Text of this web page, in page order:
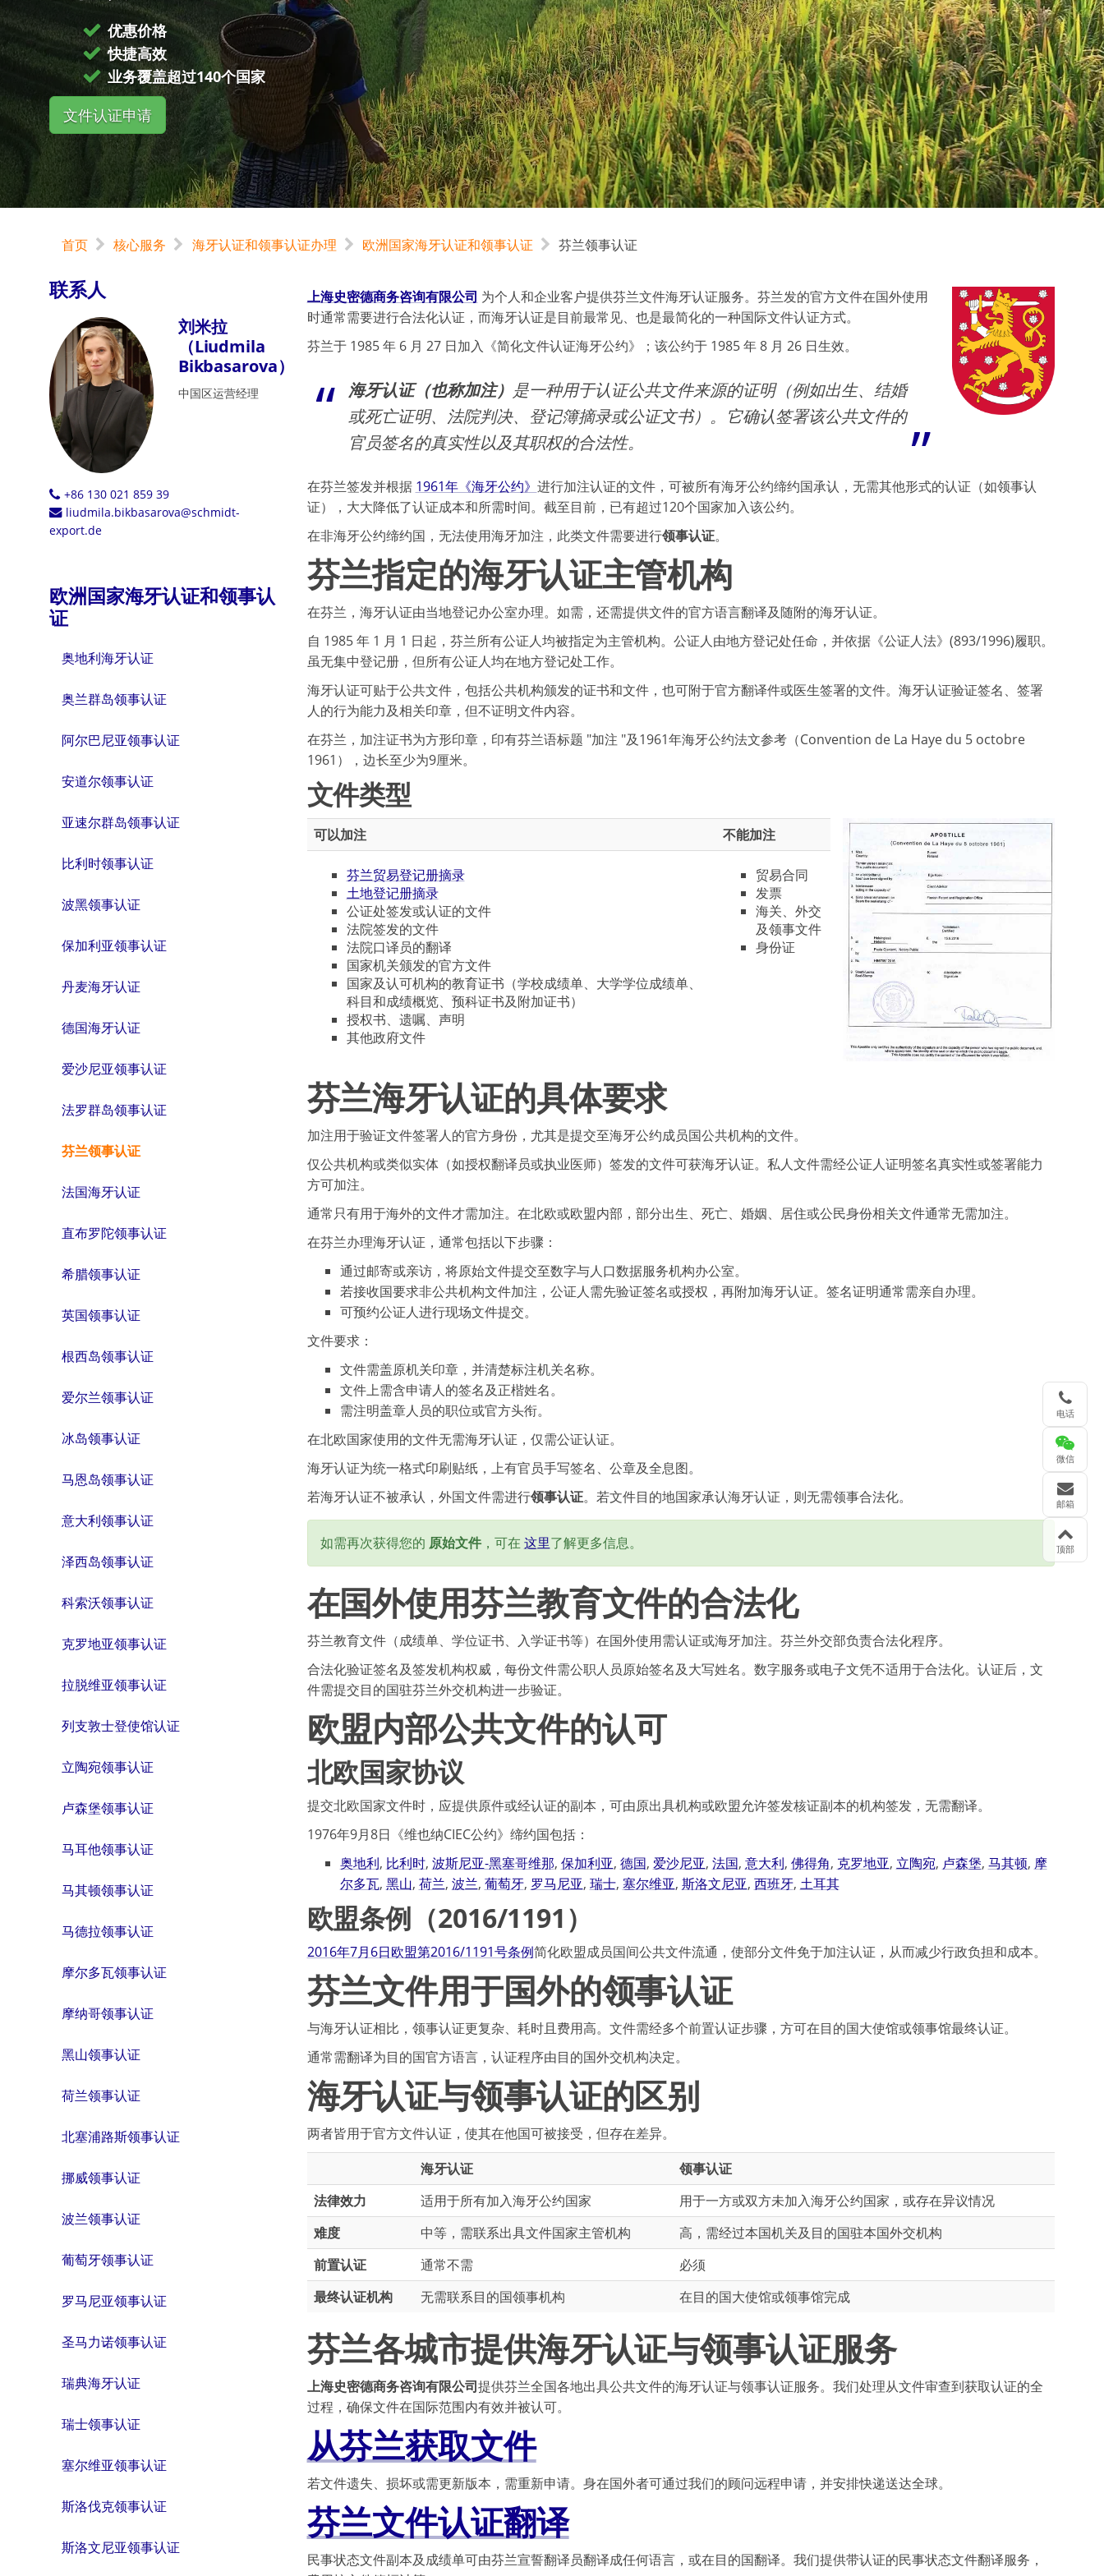
优惠价格
快捷高效
业务覆盖超过140个国家
文件认证申请
首页 核心服务 海牙认证和领事认证办理 欧洲国家海牙认证和领事认证 芬兰领事认证
联系人
刘米拉
（Liudmila
Bikbasarova）
中国区运营经理
+86 130 021 859 39
liudmila.bikbasarova@schmidt-
export.de
欧洲国家海牙认证和领事认
证
奥地利海牙认证
奥兰群岛领事认证
阿尔巴尼亚领事认证
安道尔领事认证
亚速尔群岛领事认证
比利时领事认证
波黑领事认证
保加利亚领事认证
丹麦海牙认证
德国海牙认证
爱沙尼亚领事认证
法罗群岛领事认证
芬兰领事认证
法国海牙认证
直布罗陀领事认证
希腊领事认证
英国领事认证
根西岛领事认证
爱尔兰领事认证
冰岛领事认证
马恩岛领事认证
意大利领事认证
泽西岛领事认证
科索沃领事认证
克罗地亚领事认证
拉脱维亚领事认证
列支敦士登使馆认证
立陶宛领事认证
卢森堡领事认证
马耳他领事认证
马其顿领事认证
马德拉领事认证
摩尔多瓦领事认证
摩纳哥领事认证
黑山领事认证
荷兰领事认证
北塞浦路斯领事认证
挪威领事认证
波兰领事认证
葡萄牙领事认证
罗马尼亚领事认证
圣马力诺领事认证
瑞典海牙认证
瑞士领事认证
塞尔维亚领事认证
斯洛伐克领事认证
斯洛文尼亚领事认证
上海史密德商务咨询有限公司 为个人和企业客户提供芬兰文件海牙认证服务。芬兰发的官方文件在国外使用
时通常需要进行合法化认证，而海牙认证是目前最常见、也是最简化的一种国际文件认证方式。
芬兰于 1985 年 6 月 27 日加入《简化文件认证海牙公约》；该公约于 1985 年 8 月 26 日生效。
海牙认证（也称加注） 是一种用于认证公共文件来源的证明（例如出生、结婚
或死亡证明、法院判决、登记簿摘录或公证文书）。它确认签署该公共文件的
官员签名的真实性以及其职权的合法性。
在芬兰签发并根据 1961年《海牙公约》 进行加注认证的文件，可被所有海牙公约缔约国承认，无需其他形式的认证（如领事认
证），大大降低了认证成本和所需时间。截至目前，已有超过120个国家加入该公约。
在非海牙公约缔约国，无法使用海牙加注，此类文件需要进行领事认证。
芬兰指定的海牙认证主管机构
在芬兰，海牙认证由当地登记办公室办理。如需，还需提供文件的官方语言翻译及随附的海牙认证。
自 1985 年 1 月 1 日起，芬兰所有公证人均被指定为主管机构。公证人由地方登记处任命，并依据《公证人法》(893/1996)履职。
虽无集中登记册，但所有公证人均在地方登记处工作。
海牙认证可贴于公共文件，包括公共机构颁发的证书和文件，也可附于官方翻译件或医生签署的文件。海牙认证验证签名、签署
人的行为能力及相关印章，但不证明文件内容。
在芬兰，加注证书为方形印章，印有芬兰语标题 "加注 "及1961年海牙公约法文参考（Convention de La Haye du 5 octobre
1961），边长至少为9厘米。
文件类型
可以加注 不能加注
芬兰贸易登记册摘录
土地登记册摘录
公证处签发或认证的文件
法院签发的文件
法院口译员的翻译
国家机关颁发的官方文件
国家及认可机构的教育证书（学校成绩单、大学学位成绩单、
科目和成绩概览、预科证书及附加证书）
授权书、遗嘱、声明
其他政府文件
贸易合同
发票
海关、外交
及领事文件
身份证
芬兰海牙认证的具体要求
加注用于验证文件签署人的官方身份，尤其是提交至海牙公约成员国公共机构的文件。
仅公共机构或类似实体（如授权翻译员或执业医师）签发的文件可获海牙认证。私人文件需经公证人证明签名真实性或签署能力
方可加注。
通常只有用于海外的文件才需加注。在北欧或欧盟内部，部分出生、死亡、婚姻、居住或公民身份相关文件通常无需加注。
在芬兰办理海牙认证，通常包括以下步骤：
通过邮寄或亲访，将原始文件提交至数字与人口数据服务机构办公室。
若接收国要求非公共机构文件加注，公证人需先验证签名或授权，再附加海牙认证。签名证明通常需亲自办理。
可预约公证人进行现场文件提交。
文件要求：
文件需盖原机关印章，并清楚标注机关名称。
文件上需含申请人的签名及正楷姓名。
需注明盖章人员的职位或官方头衔。
在北欧国家使用的文件无需海牙认证，仅需公证认证。
海牙认证为统一格式印刷贴纸，上有官员手写签名、公章及全息图。
若海牙认证不被承认，外国文件需进行领事认证。若文件目的地国家承认海牙认证，则无需领事合法化。
如需再次获得您的 原始文件，可在 这里了解更多信息。
在国外使用芬兰教育文件的合法化
芬兰教育文件（成绩单、学位证书、入学证书等）在国外使用需认证或海牙加注。芬兰外交部负责合法化程序。
合法化验证签名及签发机构权威，每份文件需公职人员原始签名及大写姓名。数字服务或电子文凭不适用于合法化。认证后，文
件需提交目的国驻芬兰外交机构进一步验证。
欧盟内部公共文件的认可
北欧国家协议
提交北欧国家文件时，应提供原件或经认证的副本，可由原出具机构或欧盟允许签发核证副本的机构签发，无需翻译。
1976年9月8日《维也纳CIEC公约》缔约国包括：
奥地利, 比利时, 波斯尼亚-黑塞哥维那, 保加利亚, 德国, 爱沙尼亚, 法国, 意大利, 佛得角, 克罗地亚, 立陶宛, 卢森堡, 马其顿, 摩
尔多瓦, 黑山, 荷兰, 波兰, 葡萄牙, 罗马尼亚, 瑞士, 塞尔维亚, 斯洛文尼亚, 西班牙, 土耳其
欧盟条例（2016/1191）
2016年7月6日欧盟第2016/1191号条例简化欧盟成员国间公共文件流通，使部分文件免于加注认证，从而减少行政负担和成本。
芬兰文件用于国外的领事认证
与海牙认证相比，领事认证更复杂、耗时且费用高。文件需经多个前置认证步骤，方可在目的国大使馆或领事馆最终认证。
通常需翻译为目的国官方语言，认证程序由目的国外交机构决定。
海牙认证与领事认证的区别
两者皆用于官方文件认证，使其在他国可被接受，但存在差异。
海牙认证
领事认证
法律效力
适用于所有加入海牙公约国家
用于一方或双方未加入海牙公约国家，或存在异议情况
难度
中等，需联系出具文件国家主管机构
高，需经过本国机关及目的国驻本国外交机构
前置认证
通常不需
必须
最终认证机构
无需联系目的国领事机构 在目的国大使馆或领事馆完成
芬兰各城市提供海牙认证与领事认证服务
上海史密德商务咨询有限公司提供芬兰全国各地出具公共文件的海牙认证与领事认证服务。我们处理从文件审查到获取认证的全
过程，确保文件在国际范围内有效并被认可。
从芬兰获取文件
若文件遗失、损坏或需更新版本，需重新申请。身在国外者可通过我们的顾问远程申请，并安排快递送达全球。
芬兰文件认证翻译
民事状态文件副本及成绩单可由芬兰宣誓翻译员翻译成任何语言，或在目的国翻译。我们提供带认证的民事状态文件翻译服务，
电话
微信
邮箱
顶部